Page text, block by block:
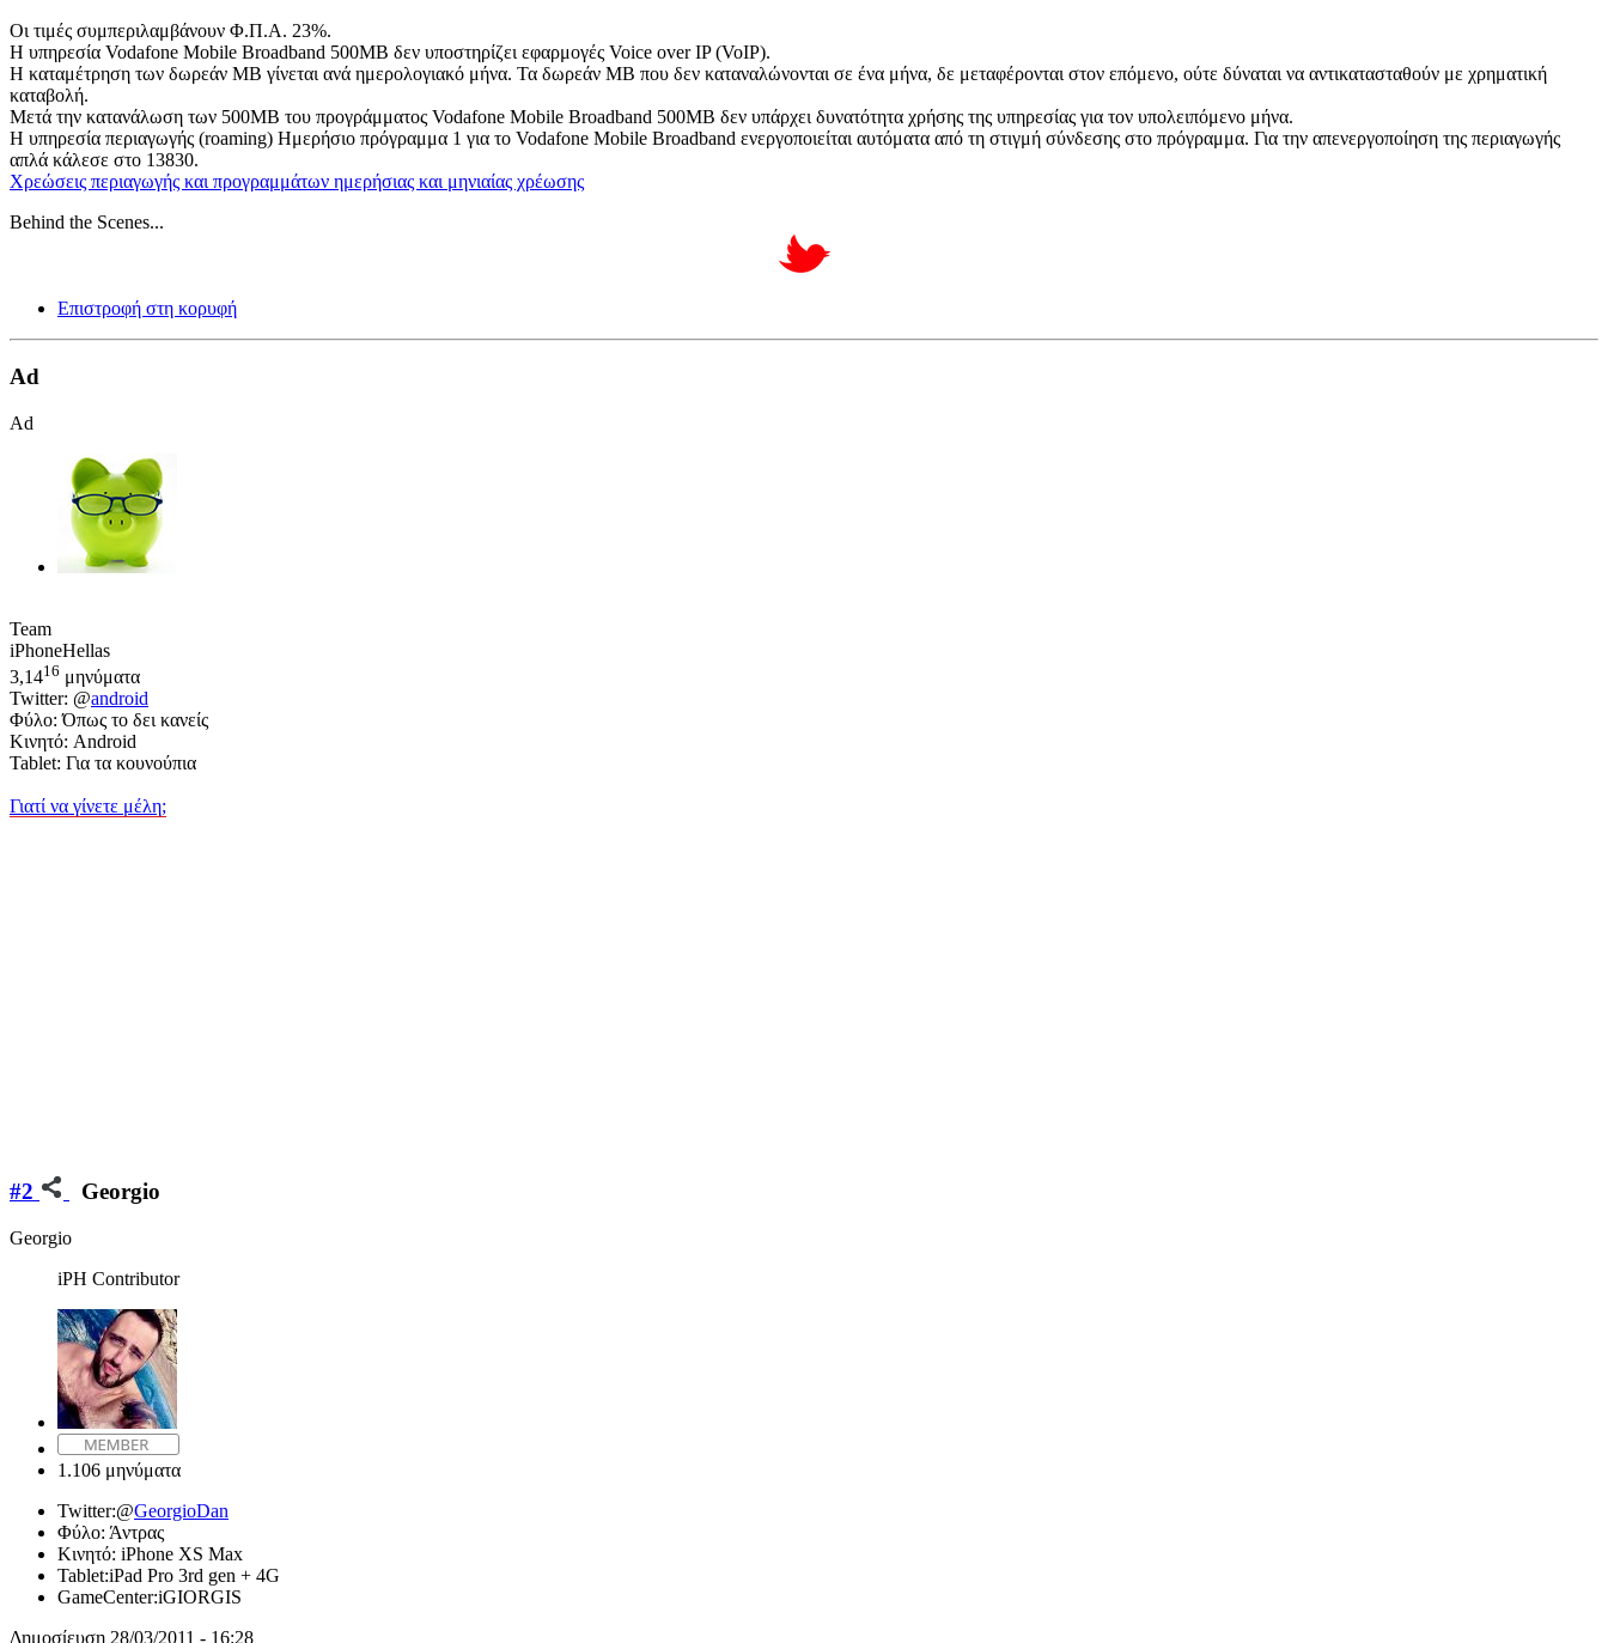
Οι τιμές συμπεριλαμβάνουν Φ.Π.Α. 23%.
H υπηρεσία Vodafone Mobile Broadband 500MB δεν υποστηρίζει εφαρμογές Voice over IP (VoIP).
Η καταμέτρηση των δωρεάν MB γίνεται ανά ημερολογιακό μήνα. Τα δωρεάν ΜΒ που δεν καταναλώνονται σε ένα μήνα, δε μεταφέρονται στον επόμενο, ούτε δύναται να αντικατασταθούν με χρηματική
καταβολή.
Μετά την κατανάλωση των 500ΜΒ του προγράμματος Vodafone Mobile Broadband 500MB δεν υπάρχει δυνατότητα χρήσης της υπηρεσίας για τον υπολειπόμενο μήνα.
Η υπηρεσία περιαγωγής (roaming) Ημερήσιο πρόγραμμα 1 για το Vodafone Mobile Broadband ενεργοποιείται αυτόματα από τη στιγμή σύνδεσης στο πρόγραμμα. Για την απενεργοποίηση της περιαγωγής
απλά κάλεσε στο 13830.
Χρεώσεις περιαγωγής και προγραμμάτων ημερήσιας και μηνιαίας χρέωσης
Behind the Scenes...
Επιστροφή στη κορυφή
Ad
Ad
Team
iPhoneHellas
3,1416 μηνύματα
Twitter: @android
Φύλο: Όπως το δει κανείς
Κινητό: Android
Tablet: Για τα κουνούπια
Γιατί να γίνετε μέλη;
#2 Georgio
Georgio
iPH Contributor
1.106 μηνύματα
Twitter:@GeorgioDan
Φύλο: Άντρας
Κινητό: iPhone XS Max
Tablet:iPad Pro 3rd gen + 4G
GameCenter:iGIORGIS
Δημοσίευση 28/03/2011 - 16:28